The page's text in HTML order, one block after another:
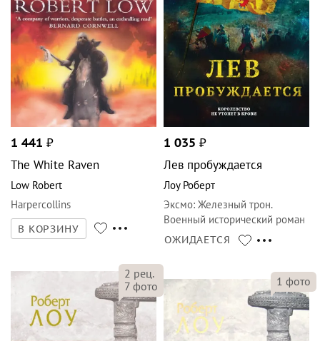
1 441 ₽
The White Raven
Low Robert
Harpercollins
В КОРЗИНУ
1 035 ₽
Лев пробуждается
Лоу Роберт
Эксмо: Железный трон.
Военный исторический роман
ОЖИДАЕТСЯ
2 рец.
7 фото 1 фото